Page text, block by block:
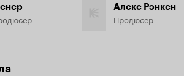
Алекс Рэнкен
Продюсер